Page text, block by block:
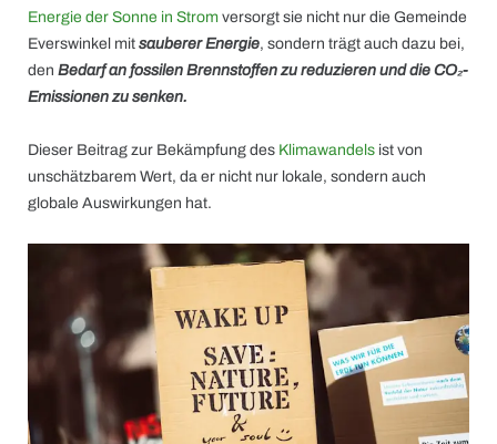
Energie der Sonne in Strom versorgt sie nicht nur die Gemeinde
Everswinkel mit sauberer Energie, sondern trägt auch dazu bei,
den Bedarf an fossilen Brennstoffen zu reduzieren und die CO₂-
Emissionen zu senken.
Dieser Beitrag zur Bekämpfung des Klimawandels ist von
unschätzbarem Wert, da er nicht nur lokale, sondern auch
globale Auswirkungen hat.